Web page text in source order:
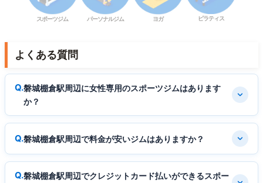
スポーツジム パーソナルジム ヨガ ピラティス
よくある質問
磐城棚倉駅周辺に女性専用のスポーツジムはあります
か？
磐城棚倉駅周辺で料金が安いジムはありますか？
磐城棚倉駅周辺でクレジットカード払いができるスポー